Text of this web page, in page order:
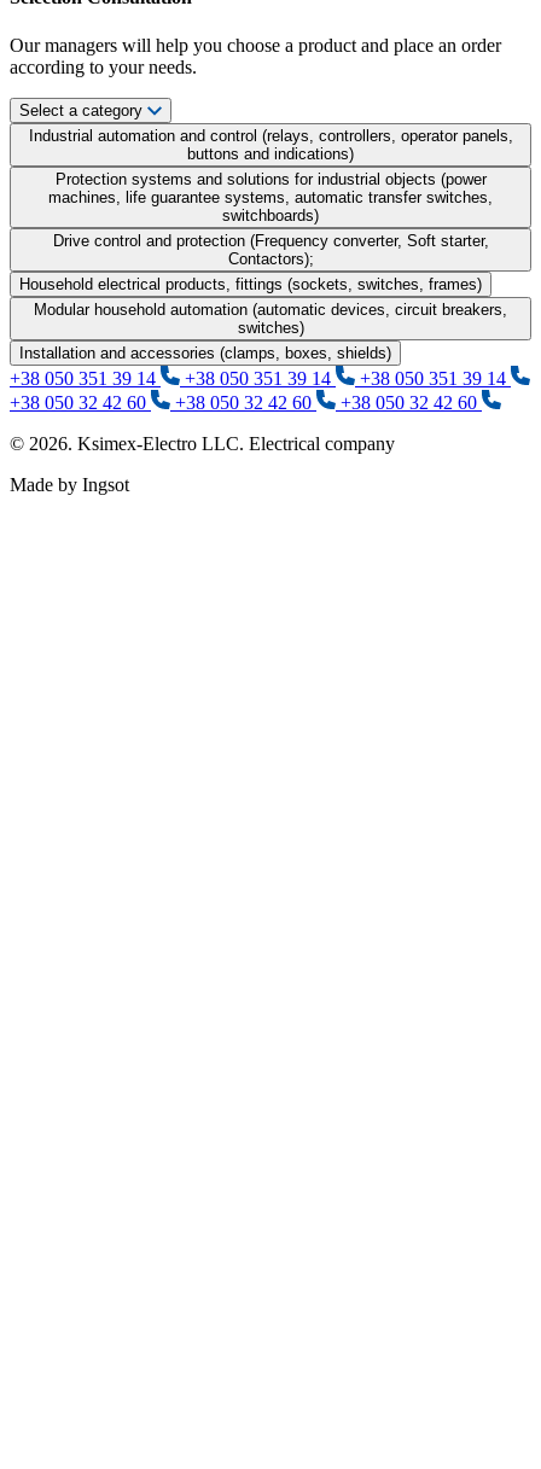
Our managers will help you choose a product and place an order
according to your needs.
Select a category
Industrial automation and control (relays, controllers, operator panels,
buttons and indications)
Protection systems and solutions for industrial objects (power
machines, life guarantee systems, automatic transfer switches,
switchboards)
Drive control and protection (Frequency converter, Soft starter,
Contactors);
Household electrical products, fittings (sockets, switches, frames)
Modular household automation (automatic devices, circuit breakers,
switches)
Installation and accessories (clamps, boxes, shields)
+38 050 351 39 14 +38 050 351 39 14
+38 050 351 39 14
+38 050 32 42 60
+38 050 32 42 60
+38 050 32 42 60
© 2026. Ksimex-Electro LLC. Electrical company
Made by Ingsot